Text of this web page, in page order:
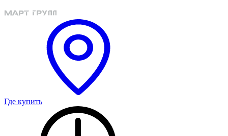
Где купить